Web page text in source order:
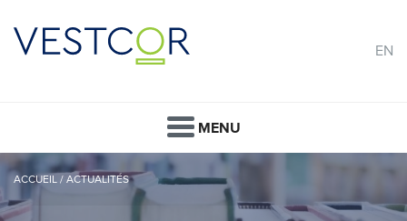
EN
MENU
ACCUEIL / ACTUALITÉS